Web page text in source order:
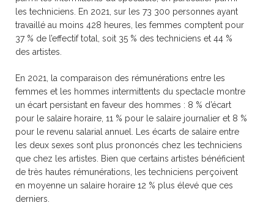
les techniciens. En 2021, sur les 73 300 personnes ayant
travaillé au moins 428 heures, les femmes comptent pour
37 % de l’effectif total, soit 35 % des techniciens et 44 %
des artistes.
En 2021, la comparaison des rémunérations entre les
femmes et les hommes intermittents du spec­tacle montre
un écart persistant en faveur des hommes : 8 % d’écart
pour le salaire horaire, 11 % pour le salaire journalier et 8 %
pour le revenu salarial annuel. Les écarts de salaire entre
les deux sexes sont plus prononcés chez les techni­ciens
que chez les artistes. Bien que certains artistes bénéficient
de très hautes rémunérations, les techniciens perçoivent
en moyenne un salaire horaire 12 % plus élevé que ces
derniers.